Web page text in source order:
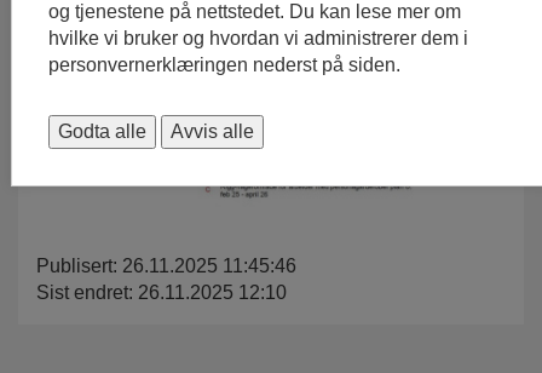
Publisert: 26.11.2025 11:45:46
Sist endret: 26.11.2025 12:10
og tjenestene på nettstedet. Du kan lese mer om
hvilke vi bruker og hvordan vi administrerer dem i
personvernerklæringen nederst på siden.
Godta alle Avvis alle